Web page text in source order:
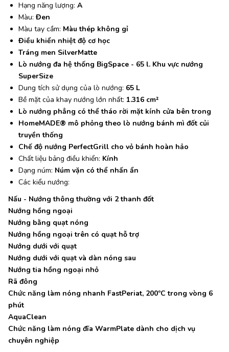
Hạng năng lượng: A
Màu: Đen
Màu tay cầm: Màu thép không gỉ
Điều khiển nhiệt độ cơ học
Tráng men SilverMatte
Lò nướng đa hệ thống BigSpace - 65 l. Khu vực nướng
SuperSize
Dung tích sử dụng của lò nướng: 65 L
Bề mặt của khay nướng lớn nhất: 1.316 cm²
Lò nướng phẳng có thể tháo rời mặt kính cửa bên trong
HomeMADE® mô phỏng theo lò nướng bánh mì đốt củi
truyền thống
Chế độ nướng PerfectGrill cho vỏ bánh hoàn hảo
Chất liệu bảng điều khiển: Kính
Dạng núm: Núm vặn có thể nhấn ẩn
Các kiểu nướng:
Nấu - Nướng thông thường với 2 thanh đốt
Nướng hồng ngoại
Nướng bằng quạt nóng
Nướng hồng ngoại trên có quạt hỗ trợ
Nướng dưới với quạt
Nướng dưới với quạt và dàn nóng sau
Nướng tia hồng ngoại nhỏ
Rã đông
Chức năng làm nóng nhanh FastPeriat, 200ºC trong vòng 6
phút
AquaClean
Chức năng làm nóng đĩa WarmPlate dành cho dịch vụ
chuyên nghiệp